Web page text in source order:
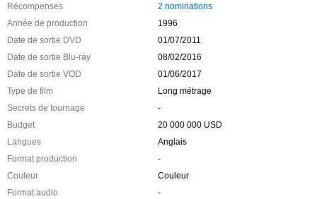
Récompenses
2 nominations
Année de production
1996
Date de sortie DVD
01/07/2011
Date de sortie Blu-ray
08/02/2016
Date de sortie VOD
01/06/2017
Type de film
Long métrage
Secrets de tournage
-
Budget
20 000 000 USD
Langues
Anglais
Format production
-
Couleur
Couleur
Format audio
-